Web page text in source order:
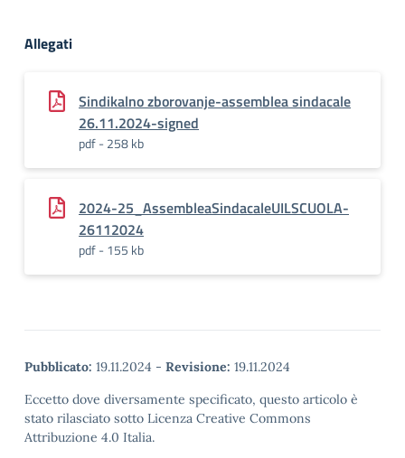
Allegati
Sindikalno zborovanje-assemblea sindacale
26.11.2024-signed
pdf - 258 kb
2024-25_AssembleaSindacaleUILSCUOLA-
26112024
pdf - 155 kb
Pubblicato: 19.11.2024 - Revisione: 19.11.2024
Eccetto dove diversamente specificato, questo articolo è
stato rilasciato sotto Licenza Creative Commons
Attribuzione 4.0 Italia.